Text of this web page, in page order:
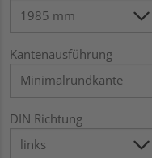
Kantenausführung
DIN Richtung